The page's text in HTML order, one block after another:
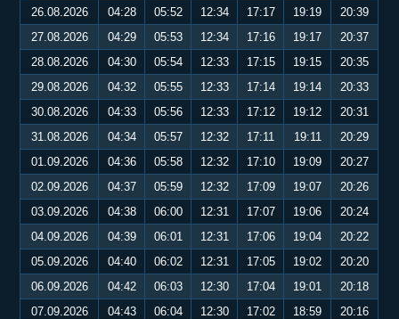
26.08.2026
04:28 05:52 12:34 17:17 19:19
20:39
27.08.2026
04:29 05:53 12:34 17:16 19:17
20:37
28.08.2026
04:30 05:54 12:33 17:15 19:15
20:35
29.08.2026
04:32 05:55 12:33 17:14 19:14
20:33
30.08.2026
04:33 05:56 12:33 17:12 19:12
20:31
31.08.2026
04:34 05:57 12:32 17:11 19:11
20:29
01.09.2026
04:36 05:58 12:32 17:10 19:09
20:27
02.09.2026
04:37 05:59 12:32 17:09 19:07
20:26
03.09.2026
04:38 06:00 12:31 17:07 19:06
20:24
04.09.2026
04:39 06:01 12:31 17:06 19:04
20:22
05.09.2026
04:40 06:02 12:31 17:05 19:02
20:20
06.09.2026
04:42 06:03 12:30 17:04 19:01
20:18
07.09.2026
04:43 06:04 12:30 17:02 18:59
20:16